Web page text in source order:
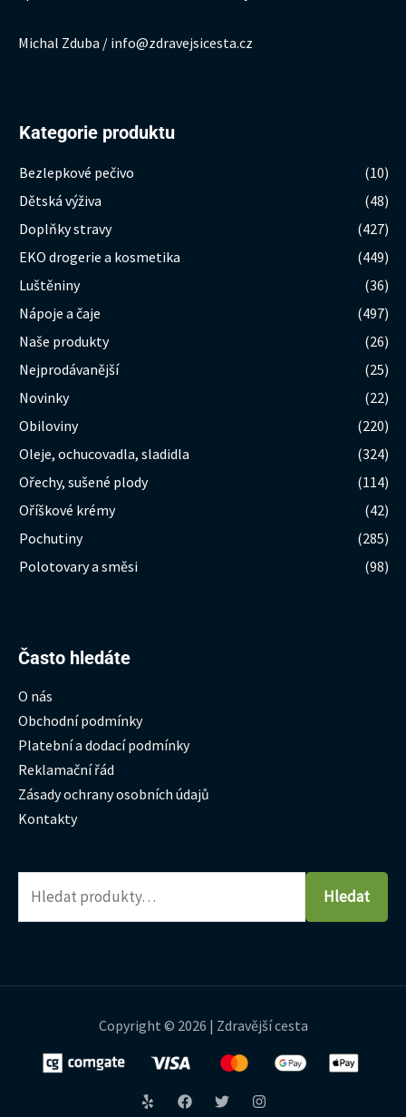
Michal Zduba / info@zdravejsicesta.cz
Kategorie produktu
Bezlepkové pečivo
(10)
Dětská výživa
(48)
Doplňky stravy
(427)
EKO drogerie a kosmetika
(449)
Luštěniny
(36)
Nápoje a čaje
(497)
Naše produkty
(26)
Nejprodávanější
(25)
Novinky
(22)
Obiloviny
(220)
Oleje, ochucovadla, sladidla
(324)
Ořechy, sušené plody
(114)
Oříškové krémy
(42)
Pochutiny
(285)
Polotovary a směsi
(98)
Často hledáte
O nás
Obchodní podmínky
Platební a dodací podmínky
Reklamační řád
Zásady ochrany osobních údajů
Kontakty
Hledat:
Hledat
Copyright © 2026 | Zdravější cesta